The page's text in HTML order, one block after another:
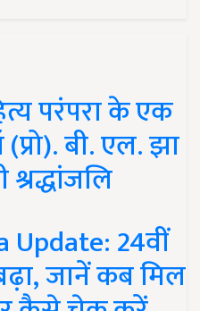
परंपरा के एक
बी. एल. झा
Update: 24वीं
जानें कब मिल